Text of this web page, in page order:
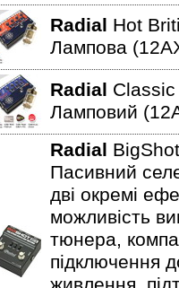
Radial Hot
Лампова
Radial
Ламповий
Radial
Пасивний
дві окремі
можливість
тюнера,
підключення